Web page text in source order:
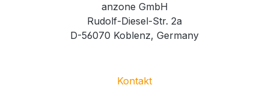
anzone GmbH
Rudolf-Diesel-Str. 2a
D-56070 Koblenz, Germany
Kontakt